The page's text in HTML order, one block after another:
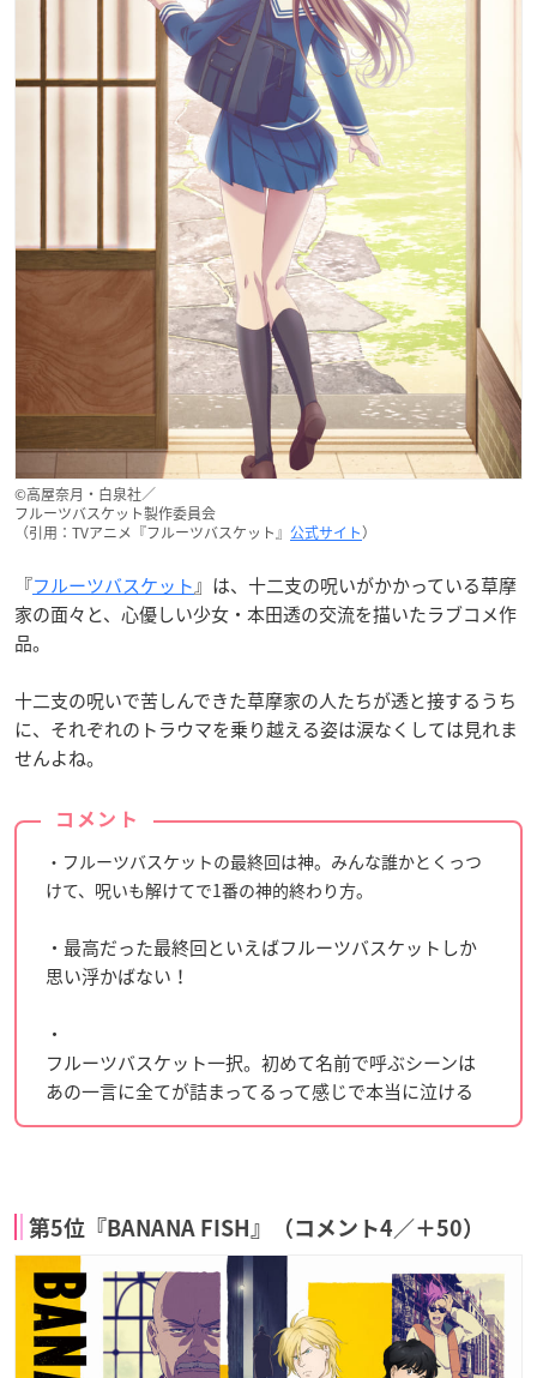
©高屋奈月・白泉社／
フルーツバスケット製作委員会
（引用：TVアニメ『フルーツバスケット』 公式サイト）
『フルーツバスケット』は、十二支の呪いがかかっている草摩
家の面々と、心優しい少女・本田透の交流を描いたラブコメ作
品。
十二支の呪いで苦しんできた草摩家の人たちが透と接するうち
に、それぞれのトラウマを乗り越える姿は涙なくしては見れま
せんよね。
コメント
・フルーツバスケットの最終回は神。みんな誰かとくっつ
けて、呪いも解けてで1番の神的終わり方。
・最高だった最終回といえばフルーツバスケットしか
思い浮かばない！
・
フルーツバスケット一択。初めて名前で呼ぶシーンは
あの一言に全てが詰まってるって感じで本当に泣ける
第5位『BANANA FISH』（コメント4／＋50）